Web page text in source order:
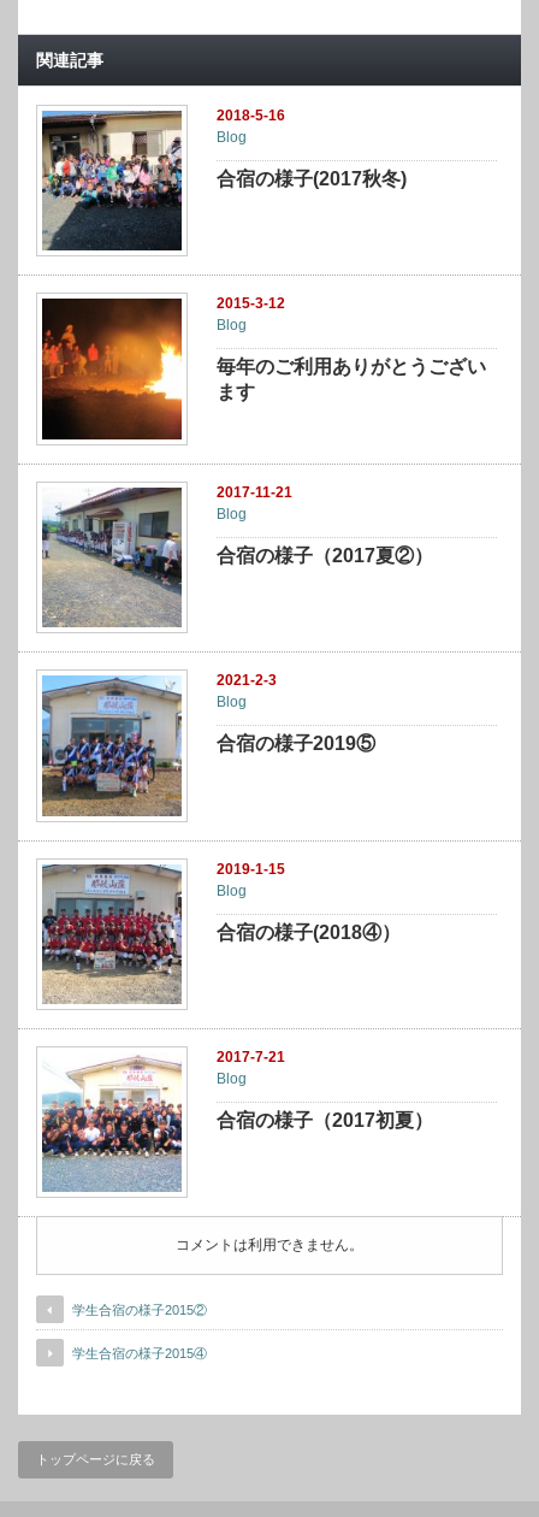
関連記事
2018-5-16
Blog
合宿の様子(2017秋冬)
2015-3-12
Blog
毎年のご利用ありがとうござい
ます
2017-11-21
Blog
合宿の様子（2017夏②）
2021-2-3
Blog
合宿の様子2019⑤
2019-1-15
Blog
合宿の様子(2018④）
2017-7-21
Blog
合宿の様子（2017初夏）
コメントは利用できません。
学生合宿の様子2015②
学生合宿の様子2015④
トップページに戻る